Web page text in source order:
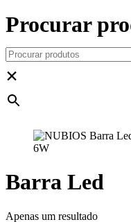
Procurar
×
Barra Led
Apenas um resultado